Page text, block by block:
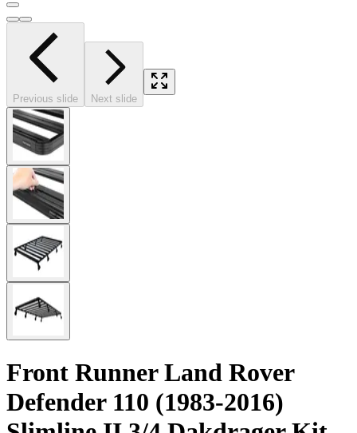
Previous slide Next slide
Front Runner Land Rover
Defender 110 (1983-2016)